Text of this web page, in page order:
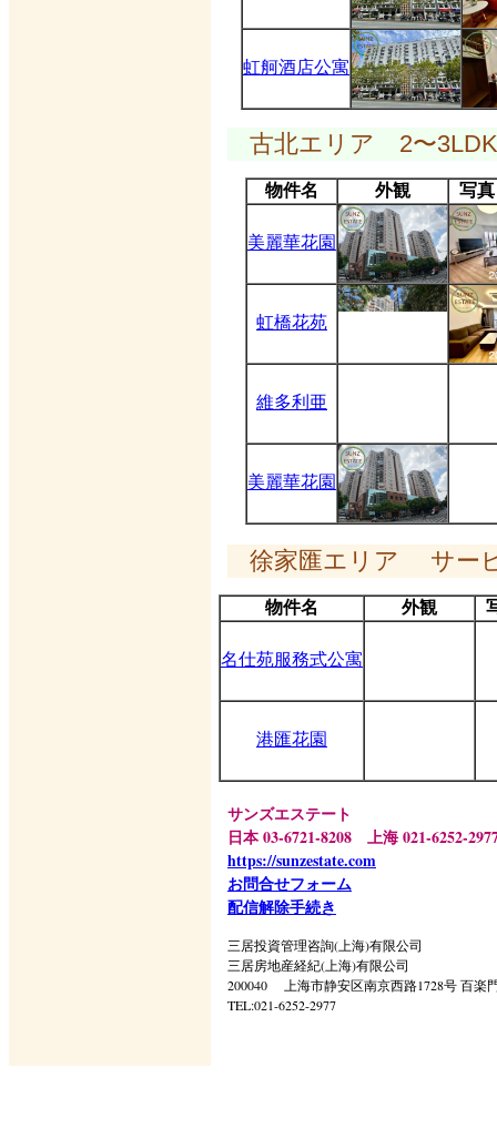
虹舸酒店公寓
古北エリア 2〜3LDK
物件名 外観 写
美麗華花園
虹橋花苑
維多利亜
美麗華花園
徐家匯エリア サー
物件名 外観
名仕苑服務式公寓
港匯花園
サンズエステート
日本 03-6721-8208 上海 021-6252-
https://sunzestate.com
お問合せフォーム
配信解除手続き
三居投資管理咨詢(上海)有限公司
三居房地産経紀(上海)有限公司
200040 上海市静安区南京西路1728号 百楽
TEL:021-6252-2977